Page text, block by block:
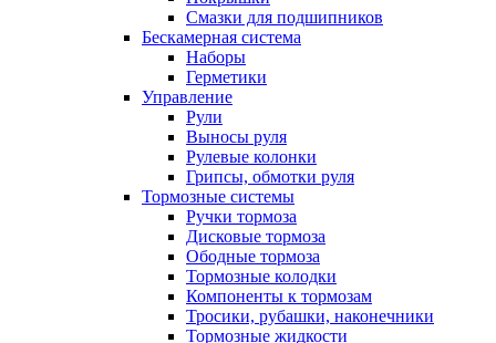
Смазки для подшипников
Бескамерная система
Наборы
Герметики
Управление
Рули
Выносы руля
Рулевые колонки
Грипсы, обмотки руля
Тормозные системы
Ручки тормоза
Дисковые тормоза
Ободные тормоза
Тормозные колодки
Компоненты к тормозам
Тросики, рубашки, наконечники
Тормозные жидкости